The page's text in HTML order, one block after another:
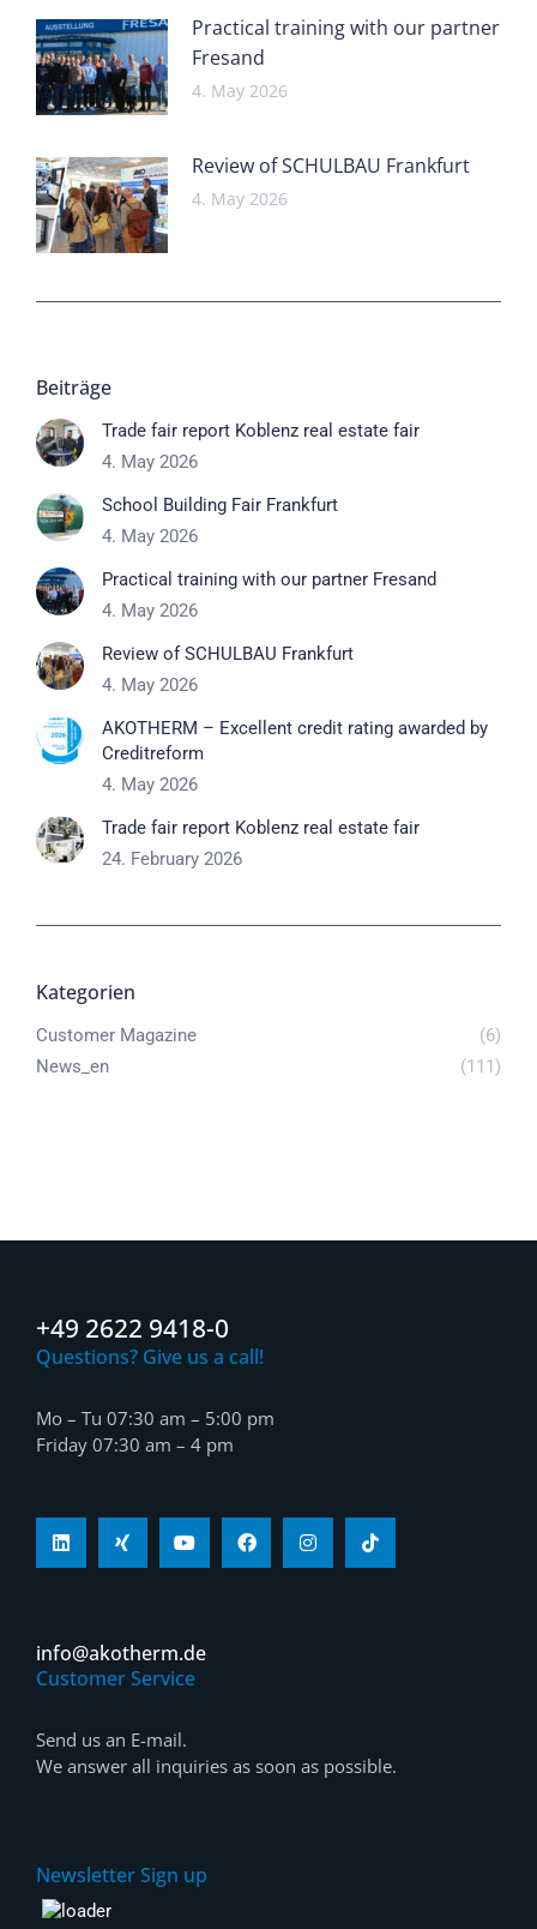
Practical training with our partner
Fresand
4. May 2026
Review of SCHULBAU Frankfurt
4. May 2026
Beiträge
Trade fair report Koblenz real estate fair
4. May 2026
School Building Fair Frankfurt
4. May 2026
Practical training with our partner Fresand
4. May 2026
Review of SCHULBAU Frankfurt
4. May 2026
AKOTHERM – Excellent credit rating awarded by
Creditreform
4. May 2026
Trade fair report Koblenz real estate fair
24. February 2026
Kategorien
Customer Magazine
(6)
News_en
(111)
+49 2622 9418-0
Questions? Give us a call!
Mo – Tu 07:30 am – 5:00 pm
Friday 07:30 am – 4 pm
info@akotherm.de
Customer Service
Send us an E-mail.
We answer all inquiries as soon as possible.
Newsletter Sign up